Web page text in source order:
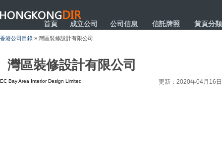
HONGKONGDIR
首頁 成立公司 公司信息 信託牌照 黃頁分類
香港公司目錄 » 灣區裝修設計有限公司
灣區裝修設計有限公司
EC Bay Area Interior Design Limited 更新：2020年04月16日